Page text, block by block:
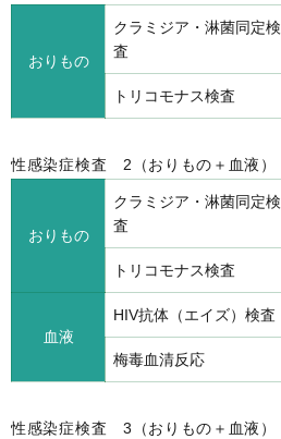
おりもの
クラミジア・淋菌同定検
査
トリコモナス検査
性感染症検査 2（おりもの＋血液）
おりもの
クラミジア・淋菌同定検
査
トリコモナス検査
血液
HIV抗体（エイズ）検査
梅毒血清反応
性感染症検査 3（おりもの＋血液）